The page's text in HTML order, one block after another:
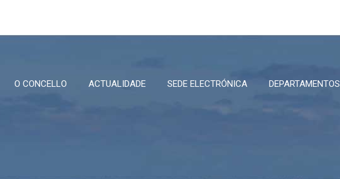
O CONCELLO ACTUALIDADE SEDE ELECTRÓNICA DEPARTAMENTOS